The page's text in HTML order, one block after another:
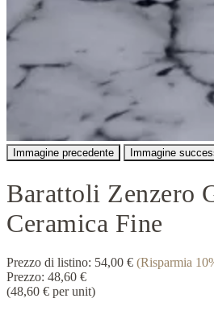
Immagine precedente Immagine
Barattoli Zenzero
Ceramica Fine
Prezzo di listino: 54,00 € (Risparmia
Prezzo: 48,60 €
(48,60 € per unit)